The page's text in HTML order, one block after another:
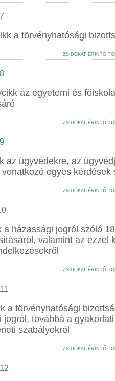
a törvényhatósági
ZSIDÓKAT ÉRINTŐ
az egyetemi és
ZSIDÓKAT ÉRINTŐ
az ügyvédekre, az
egyes kérdések
ZSIDÓKAT ÉRINTŐ
a házassági jogról szóló
valamint az ezzel
ZSIDÓKAT ÉRINTŐ
a törvényhatósági
jogról, továbbá a
szabályokról
ZSIDÓKAT ÉRINTŐ